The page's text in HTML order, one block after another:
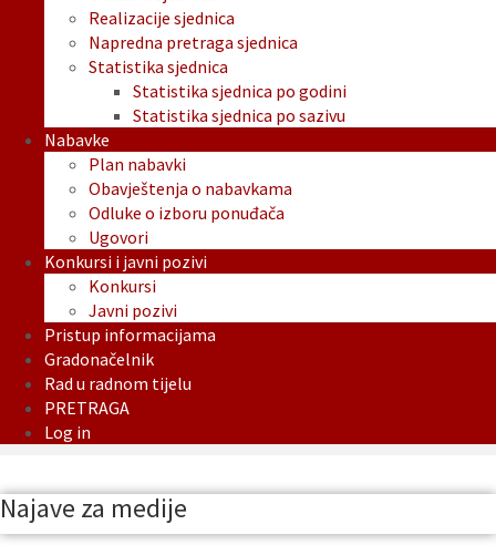
Realizacije sjednica
Napredna pretraga sjednica
Statistika sjednica
Statistika sjednica po godini
Statistika sjednica po sazivu
Nabavke
Plan nabavki
Obavještenja o nabavkama
Odluke o izboru ponuđača
Ugovori
Konkursi i javni pozivi
Konkursi
Javni pozivi
Pristup informacijama
Gradonačelnik
Rad u radnom tijelu
PRETRAGA
Log in
Najave za medije